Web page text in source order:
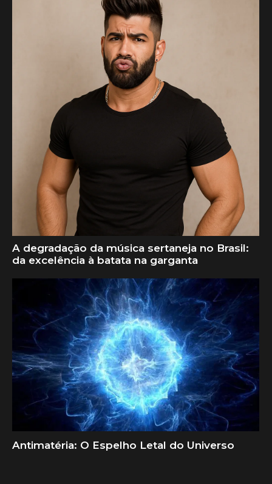
A degradação da música sertaneja no Brasil:
da excelência à batata na garganta
Antimatéria: O Espelho Letal do Universo